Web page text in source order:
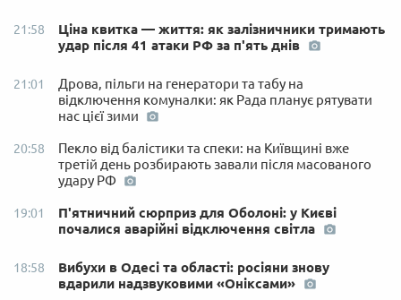
21:58
Ціна квитка — життя: як залізничники тримають
удар після 41 атаки РФ за п'ять днів
21:01
Дрова, пільги на генератори та табу на
відключення комуналки: як Рада планує рятувати
нас цієї зими
20:58
Пекло від балістики та спеки: на Київщині вже
третій день розбирають завали після масованого
удару РФ
19:01
П'ятничний сюрприз для Оболоні: у Києві
почалися аварійні відключення світла
18:58
Вибухи в Одесі та області: росіяни знову
вдарили надзвуковими «Оніксами»